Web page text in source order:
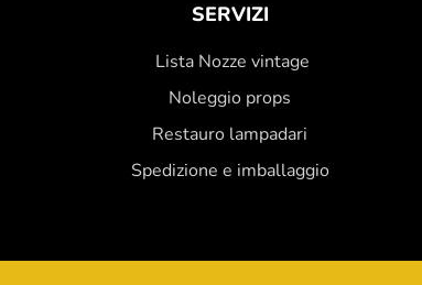
SERVIZI
Lista Nozze vintage
Noleggio props
Restauro lampadari
Spedizione e imballaggio